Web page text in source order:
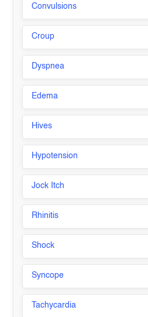
Convulsions
Croup
Dyspnea
Edema
Hives
Hypotension
Jock Itch
Rhinitis
Shock
Syncope
Tachycardia